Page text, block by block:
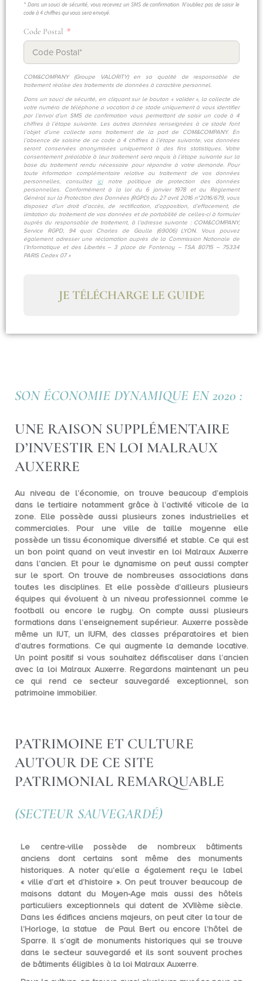
* Dans un souci de sécurité, vous recevrez un SMS de confirmation. N'oubliez pas de saisir le
code à 4 chiffres qui vous sera envoyé.
Code Postal
COM&COMPANY (Groupe VALORITY) en sa qualité de responsable de
traitement réalise des traitements de données à caractère personnel.
Dans un souci de sécurité, en cliquant sur le bouton « valider », la collecte de
votre numéro de téléphone a vocation à ce stade uniquement à vous identifier
par l’envoi d’un SMS de confirmation vous permettant de saisir un code à 4
chiffres à l’étape suivante. Les autres données renseignées à ce stade font
l’objet d’une collecte sans traitement de la part de COM&COMPANY. En
l’absence de saisine de ce code à 4 chiffres à l’étape suivante, vos données
seront conservées anonymisées uniquement à des fins statistiques. Votre
consentement préalable à leur traitement sera requis à l’étape suivante sur la
base du traitement rendu nécessaire pour répondre à votre demande. Pour
toute information complémentaire relative au traitement de vos données
personnelles, consultez
icinotre politique de protection des données
personnelles. Conformément à la loi du 6 janvier 1978 et au Règlement
Général sur la Protection des Données (RGPD) du 27 avril 2016 n°2016/679, vous
disposez d’un droit d’accès, de rectification, d’opposition, d’effacement, de
limitation du traitement de vos données et de portabilité de celles-ci à formuler
auprès du responsable de traitement, à l’adresse suivante : COM&COMPANY,
Service RGPD, 94 quai Charles de Gaulle (69006) LYON. Vous pouvez
également adresser une réclamation auprès de la Commission Nationale de
l’Informatique et des Libertés – 3 place de Fontenoy – TSA 80715 – 75334
PARIS Cedex 07 »
JE TÉLÉCHARGE LE GUIDE
SON ÉCONOMIE DYNAMIQUE EN 2020 :
UNE RAISON SUPPLÉMENTAIRE
D’INVESTIR EN LOI MALRAUX
AUXERRE
Au niveau de l’économie, on trouve beaucoup d’emplois
dans le tertiaire notamment grâce à l’activité viticole de la
zone. Elle possède aussi plusieurs zones industrielles et
commerciales. Pour une ville de taille moyenne elle
possède untissu économique diversifié et stable. Ce qui est
un bon point quand on veut investir en loi Malraux Auxerre
dans l’ancien. Et pour le dynamisme on peut aussi compter
sur le sport. On trouve de nombreuses associations dans
toutes les disciplines. Et elle possède d’ailleurs plusieurs
équipes qui évoluent à un niveau professionnel comme le
football ou encore le rugby. On compte aussi plusieurs
formations dans l’enseignement supérieur. Auxerre possède
même un IUT, un IUFM, des classes préparatoires et bien
d’autres formations. Ce qui augmente la demande locative.
Un point positif si vous souhaitez défiscaliser dans l’ancien
avec la loi Malraux Auxerre. Regardons maintenant un peu
ce qui rend ce secteur sauvegardé exceptionnel, son
patrimoine immobilier.
PATRIMOINE ET CULTURE
AUTOUR DE CE SITE
PATRIMONIAL REMARQUABLE
(SECTEUR SAUVEGARDÉ)
Le centre-ville possède de nombreux bâtiments
anciens dont certains sont même des monuments
historiques. A noter qu’elle a également reçu le label
« ville d’art et d’histoire ». On peut trouver beaucoup de
maisons datant du Moyen-Age mais aussi des hôtels
particuliers exceptionnels qui datent de XVIIème siècle.
Dans les édifices anciens majeurs, on peut citer la tour de
l’Horloge, la statue de Paul Bert ou encore l’hôtel de
Sparre. Il s’agit de monuments historiquesqui se trouve
dans le secteur sauvegardé et ils sont souvent proches
de bâtiments éligibles à la loi Malraux Auxerre.